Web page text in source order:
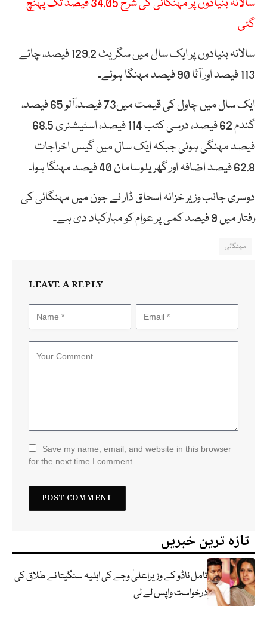
گئی
سالانہ بنیادوں پر ایک سال میں سگریٹ 129.2 فیصد، چائے
113 فیصد اور آٹا 90 فیصد مہنگا ہوئے۔
ایک سال میں چاول کی قیمت میں73 فیصد،آلو 65 فیصد،
گندم 62 فیصد، درسی کتب 114 فیصد، اسٹیشنری 68.5
فیصد مہنگی ہوئی جبکہ ایک سال میں گیس اخراجات
62.8 فیصد اضافہ اور گھریلوسامان 40 فیصد مہنگا ہوا۔
دوسری جانب وزیر خزانہ اسحاق ڈار نے جون میں مہنگائی کی
رفتار میں 9 فیصد کمی پر عوام کو مبارکباد دی ہے۔
مہنگائی
LEAVE A REPLY
Save my name, email, and website in this browser
for the next time I comment.
تازہ ترین خبریں
تامل ناڈو کے وزیراعلیٰ وجے کی اہلیہ سنگیتا نے طلاق کی
درخواست واپس لے لی